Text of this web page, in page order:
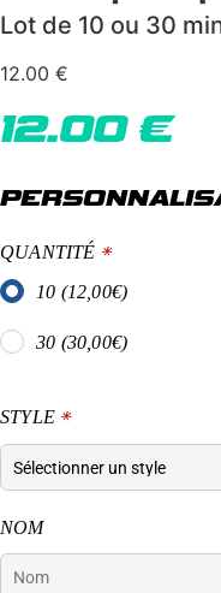
Lot de 10 ou 30
12.00 €
12.00 €
QUANTITÉ *
10 (12,00€)
30 (30,00€)
STYLE *
NOM